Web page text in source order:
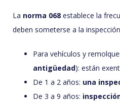
La norma 068 establece la
deben someterse a la
Para vehículos y
antigüedad): están
De 1 a 2 años: una
De 3 a 9 años: